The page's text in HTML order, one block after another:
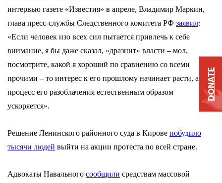
интервью газете «Известия» в апреле, Владимир Маркин,
глава пресс-службы Следственного комитета РФ заявил:
«Если человек изо всех сил пытается привлечь к себе
внимание, я бы даже сказал, «дразнит» власти – мол,
посмотрите, какой я хороший по сравнению со всеми
прочими – то интерес к его прошлому начинает расти, а
процесс его разоблачения естественным образом
ускоряется».
Решение Ленинского районного суда в Кирове побудило
тысячи людей выйти на акции протеста по всей стране.
Адвокаты Навального сообщили средствам массовой
DONATE